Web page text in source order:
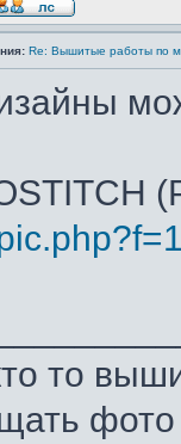
Re: Вышитые работы по
то
фото